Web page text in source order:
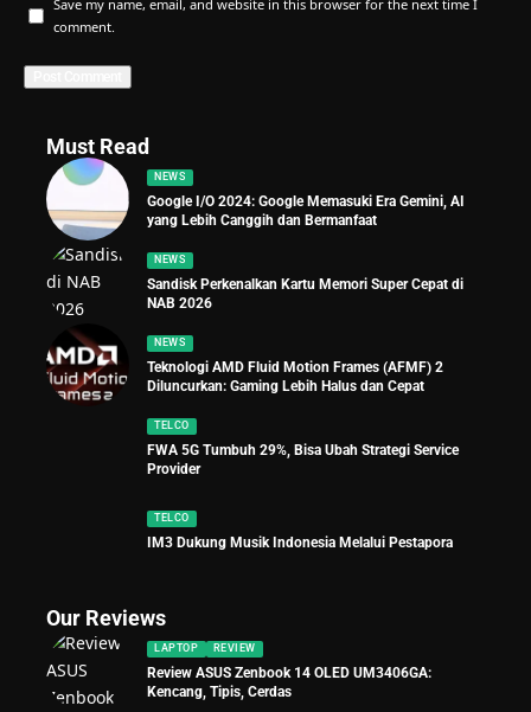
Save my name, email, and website in this browser for the next time I
comment.
Must Read
NEWS
Google I/O 2024: Google Memasuki Era Gemini, AI
yang Lebih Canggih dan Bermanfaat
NEWS
Sandisk Perkenalkan Kartu Memori Super Cepat di
NAB 2026
NEWS
Teknologi AMD Fluid Motion Frames (AFMF) 2
Diluncurkan: Gaming Lebih Halus dan Cepat
TELCO
FWA 5G Tumbuh 29%, Bisa Ubah Strategi Service
Provider
TELCO
IM3 Dukung Musik Indonesia Melalui Pestapora
Our Reviews
LAPTOP REVIEW
Review ASUS Zenbook 14 OLED UM3406GA:
Kencang, Tipis, Cerdas